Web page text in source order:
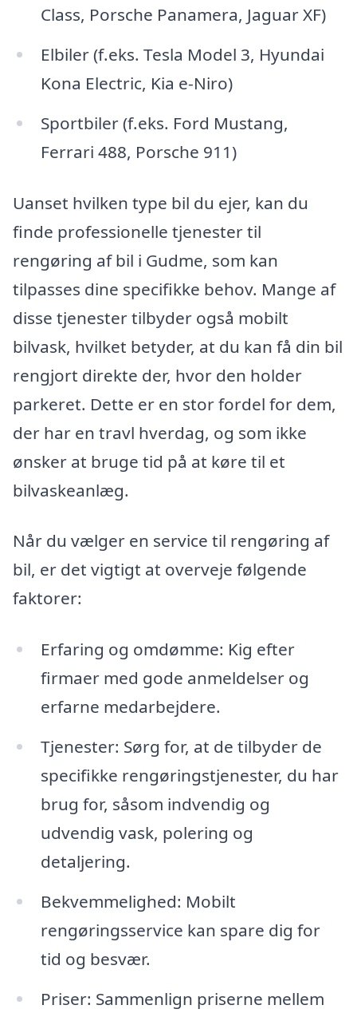
Class, Porsche Panamera, Jaguar XF)
Elbiler (f.eks. Tesla Model 3, Hyundai
Kona Electric, Kia e-Niro)
Sportbiler (f.eks. Ford Mustang,
Ferrari 488, Porsche 911)
Uanset hvilken type bil du ejer, kan du
finde professionelle tjenester til
rengøring af bil i Gudme, som kan
tilpasses dine specifikke behov. Mange af
disse tjenester tilbyder også mobilt
bilvask, hvilket betyder, at du kan få din bil
rengjort direkte der, hvor den holder
parkeret. Dette er en stor fordel for dem,
der har en travl hverdag, og som ikke
ønsker at bruge tid på at køre til et
bilvaskeanlæg.
Når du vælger en service til rengøring af
bil, er det vigtigt at overveje følgende
faktorer:
Erfaring og omdømme: Kig efter
firmaer med gode anmeldelser og
erfarne medarbejdere.
Tjenester: Sørg for, at de tilbyder de
specifikke rengøringstjenester, du har
brug for, såsom indvendig og
udvendig vask, polering og
detaljering.
Bekvemmelighed: Mobilt
rengøringsservice kan spare dig for
tid og besvær.
Priser: Sammenlign priserne mellem